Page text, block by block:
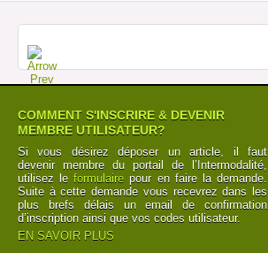
COMMENT S'INSCRIRE & DEVENIR
MEMBRE UTILISATEUR?
Si vous désirez déposer un article, il faut
devenir membre du portail de l’Intermodalité,
utilisez leformulaire pour en faire la demande.
Suite à cette demande vous recevrez dans les
plus brefs délais un email de confirmation
d’inscription ainsi que vos codes utilisateur.
EN SAVOIR PLUS